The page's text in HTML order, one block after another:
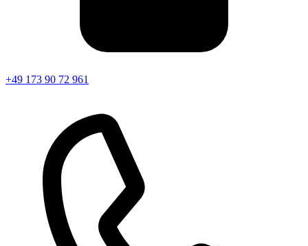
+49 173 90 72 961